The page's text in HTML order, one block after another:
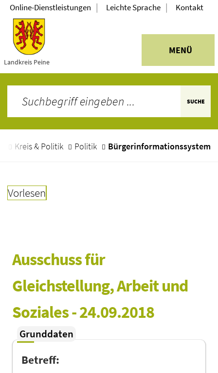
Landkreis Peine
MENÜ
Online-Dienstleistungen | Leichte Sprache | Kontakt
SUCHE
Kreis & Politik Politik Bürgerinformationssystem
Vorlesen
Ausschuss für
Gleichstellung, Arbeit und
Soziales - 24.09.2018
Grunddaten
Betreff: